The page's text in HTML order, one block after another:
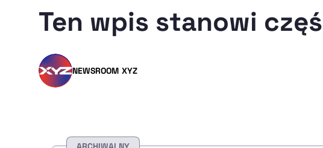
Ten wpis stanowi
NEWSROOM XYZ